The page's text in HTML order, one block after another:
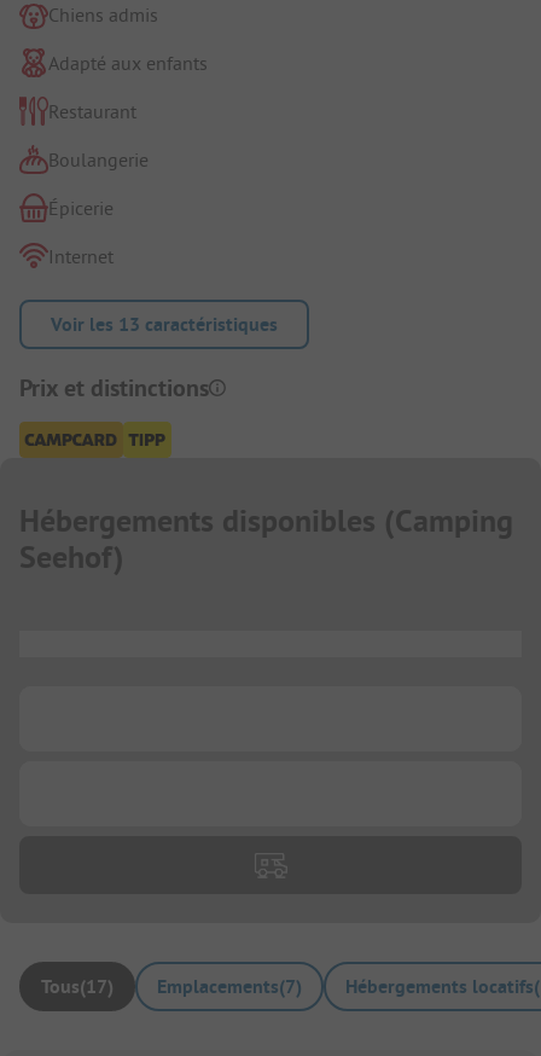
Chiens admis
Adapté aux enfants
Restaurant
Boulangerie
Épicerie
Internet
Voir les 13 caractéristiques
Prix et distinctions
Hébergements disponibles (Camping
Seehof)
Tous(17) Emplacements(7) Hébergements locatifs(